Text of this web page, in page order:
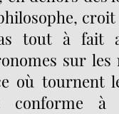
croit
tout à fait
sur
où tournent
conforme à